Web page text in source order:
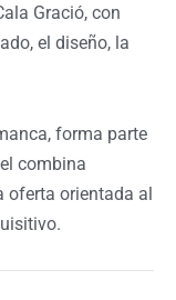
Gració, con
el diseño, la
forma parte
combina
oferta orientada al